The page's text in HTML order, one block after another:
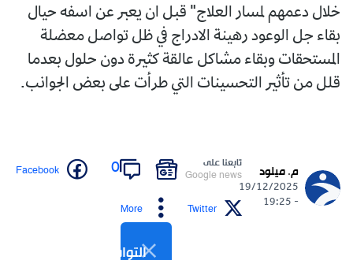
خلال دعمهم لمسار العلاج" قبل ان يعبر عن اسفه حيال
بقاء جل الوعود رهينة الادراج في ظل تواصل معضلة
المستحقات وبقاء مشاكل عالقة كثيرة دون حلول بعدما
قلل من تأثير التحسينات التي طرأت على بعض الجوانب.
م. ميلود
19/12/2025
- 19:25
تابعنا على
Google news
0
Facebook
Twitter
More
التواصل الاجتماعي